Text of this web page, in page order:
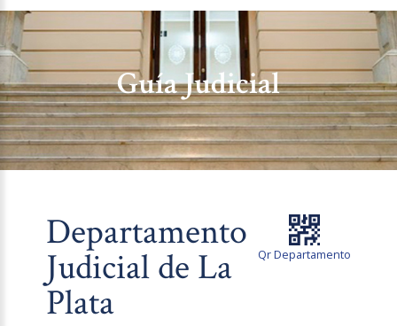
Guía Judicial
Qr Departamento
Departamento
Judicial de La
Plata